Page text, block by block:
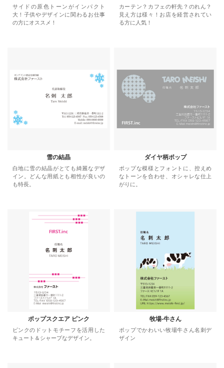
サイドの原色トーンがインパクト
大！子供やデザインに関わるお仕事
の方にオススメ！
カーテン？カフェの軒先？のれん？
見え方は様々！お店を経営されてい
る方に人気！
雪の結晶
白地に雪の結晶がとても綺麗なデザ
イン。どんな用紙とも相性が良いの
も特長。
ダイヤ柄ポップ
ポップな模様とフォントに、控えめ
なトーンを合わせ、オシャレな仕上
がりに。
ポップスクエア ピンク
ピンクのドットモチーフを活用した
キュート＆シャープなデザイン。
牧場-牛さん
ポップでかわいい牧場牛さん名刺デ
ザイン